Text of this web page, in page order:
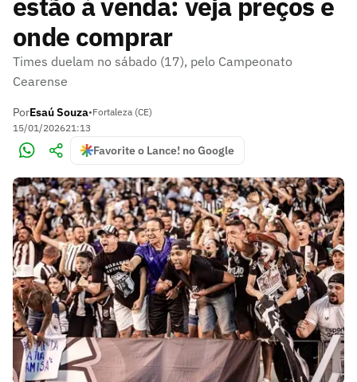
onde comprar
Times duelam no sábado (17), pelo Campeonato
Cearense
PorEsaú Souza•Fortaleza (CE)
15/01/202621:13
Favorite o Lance! no Google